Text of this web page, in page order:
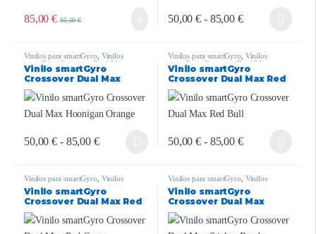
85,00€ 95,00€ 50,00€ - 85,00 €
Vinilos para smartGyro, Vinilos
smartGyro Crossover Dual Max
Vinilo smartGyro
Crossover Dual Max
Hoonigan Orange
50,00€ - 85,00 €
Vinilos para smartGyro, Vinilos
smartGyro Crossover Dual Max
Vinilo smartGyro
Crossover Dual Max Red
Bull
50,00€ - 85,00 €
Vinilos para smartGyro Vinilos
smartGyro Crossover Dual Max
Vinilo smartGyro
Crossover Dual Max Red
Camo
Vinilos para smartGyro Vinilos
smartGyro Crossover Dual Max
Vinilo smartGyro
Crossover Dual Max
Sticker Bomb